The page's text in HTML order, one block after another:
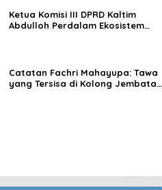
Ketua Komisi III DPRD Kaltim
Abdulloh Perdalam Ekosistem
Catatan Fachri Mahayupa: Tawa
yang Tersisa di Kolong Jembatan